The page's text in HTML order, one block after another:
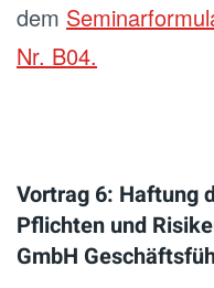
dem
Nr. B04.
Vortrag 6: Haftung
Pflichten und
GmbH